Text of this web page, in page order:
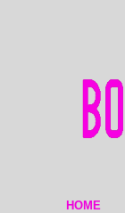
HOME